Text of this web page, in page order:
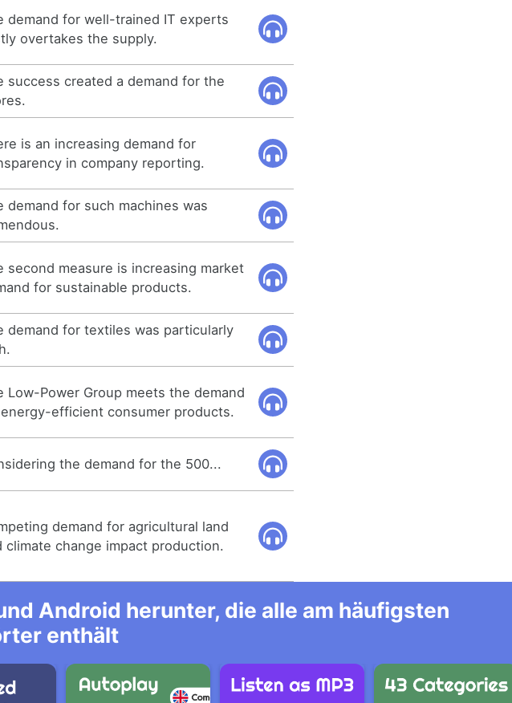
demand for well-trained IT experts
overtakes the supply.
success created a demand for the
is an increasing demand for
in company reporting.
demand for such machines was
second measure is increasing market
for sustainable products.
demand for textiles was particularly
Low-Power Group meets the demand
efficient consumer products.
the demand for the 500...
demand for agricultural land
climate change impact production.
Android herunter, die alle am häufigsten
enthält